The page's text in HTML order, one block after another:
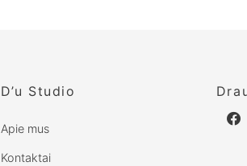
D’u Studio
Apie mus
Kontaktai